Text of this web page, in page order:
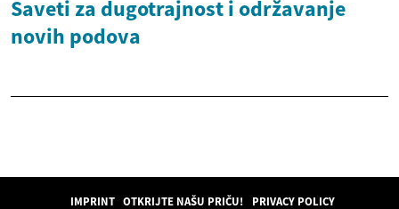
Saveti za dugotrajnost i održavanje
novih podova
IMPRINT OTKRIJTE NAŠU PRIČU! PRIVACY POLICY